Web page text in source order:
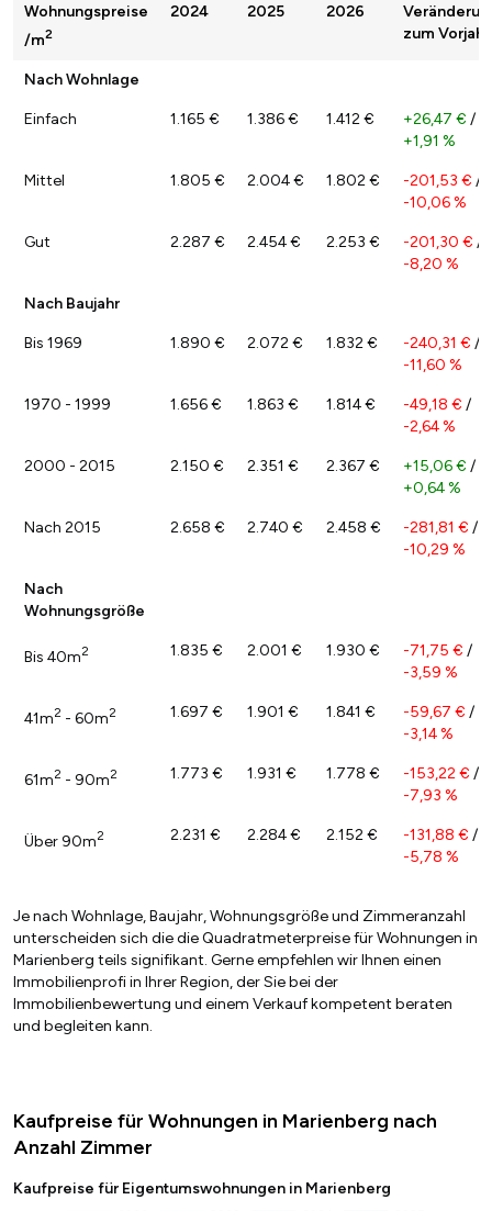
Wohnungspreise
/m2
2024 2025 2026
zum Vorjahr
Nach Wohnlage
Einfach 1.165 € 1.386 € 1.412 € +26,47 € /
+1,91 %
Mittel 1.805 € 2.004 € 1.802 € -201,53 € /
-10,06 %
Gut 2.287 € 2.454 € 2.253 € -201,30 € /
-8,20 %
Nach Baujahr
Bis 1969 1.890 € 2.072 € 1.832 € -240,31 € /
-11,60 %
1970 - 1999 1.656 € 1.863 € 1.814 € -49,18 € /
-2,64 %
2000 - 2015 2.150 € 2.351 € 2.367 € +15,06 € /
+0,64 %
Nach 2015 2.658 € 2.740 € 2.458 € -281,81 € /
-10,29 %
Nach
Wohnungsgröße
Bis 40m2 1.835 € 2.001 € 1.930 € -71,75 € /
-3,59 %
41m2 - 60m2 1.697 € 1.901 € 1.841 € -59,67 € /
-3,14 %
61m2 - 90m2 1.773 € 1.931 € 1.778 € -153,22 € /
-7,93 %
Über 90m2 2.231 € 2.284 € 2.152 € -131,88 € /
-5,78 %
Je nach Wohnlage, Baujahr, Wohnungsgröße und Zimmeranzahl
unterscheiden sich die die Quadratmeterpreise für Wohnungen in
Marienberg teils signifikant. Gerne empfehlen wir Ihnen einen
Immobilienprofi in Ihrer Region, der Sie bei der
Immobilienbewertung und einem Verkauf kompetent beraten
und begleiten kann.
Kaufpreise für Wohnungen in Marienberg nach
Anzahl Zimmer
Kaufpreise für Eigentumswohnungen in Marienberg